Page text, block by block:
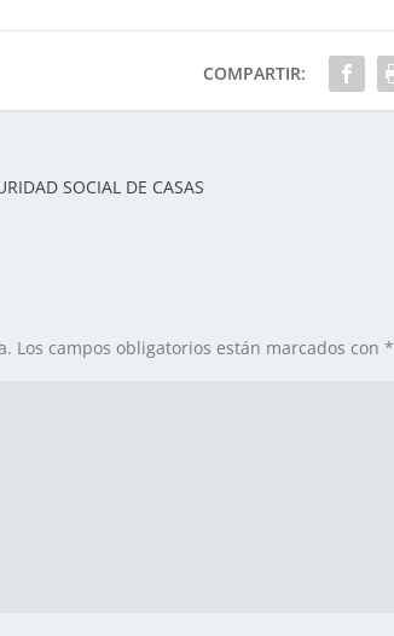
COMPARTIR:
SOCIAL DE CASAS
Los campos obligatorios están marcados con*